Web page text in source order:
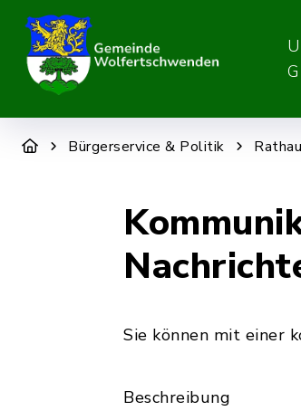
Bürgerservice & Politik
Sie können mit einer
Beschreibung